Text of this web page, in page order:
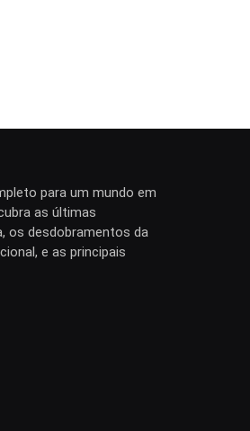
para um mundo em
as últimas
os desdobramentos da
e as principais